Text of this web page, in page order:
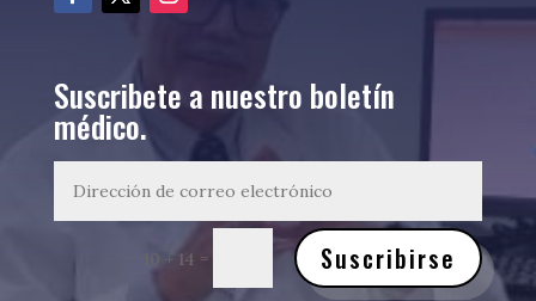
Suscribete a nuestro boletín
médico.
10 + 14 = Suscribirse